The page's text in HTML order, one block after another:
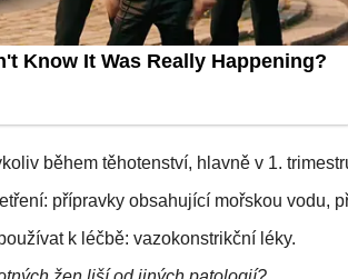
během těhotenství, hlavně v 1.
přípravky obsahující mořskou vodu,
k léčbě: vazokonstrikční léky.